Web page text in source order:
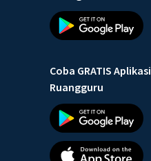
Coba GRATIS Aplikasi
Ruangguru